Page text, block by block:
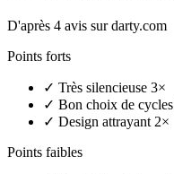
D'après 4 avis sur darty.com
Points forts
✓ Très silencieuse 3×
✓ Bon choix de cycles
✓ Design attrayant 2×
Points faibles